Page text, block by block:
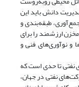
مدیریت دانش باید این
طبقه‌بندی و
ارزشمند را برای
و نوآوری‌های فنی و
تا حدی است که
نفتی در جهان،